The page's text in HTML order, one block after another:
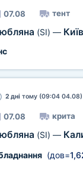
07.08 тент
(SI) — Київ
2 днітому (09:04 04.08)
07.08 крита
(SI) —
(дов=